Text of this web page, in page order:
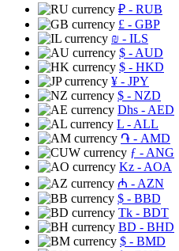
₽ - RUB
£ - GBP
₪ - ILS
$ - AUD
$ - HKD
¥ - JPY
$ - NZD
Dhs - AED
L - ALL
֏ - AMD
ƒ - ANG
Kz - AOA
₼ - AZN
$ - BBD
Tk - BDT
BD - BHD
$ - BMD